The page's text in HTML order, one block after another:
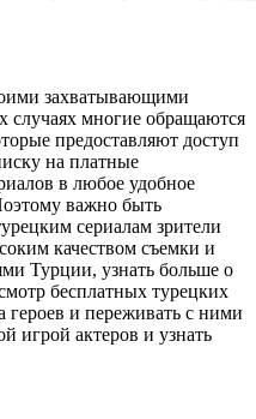
захватывающими
случаях многие обращаются
предоставляют доступ
на платные
в любое удобное
важно быть
сериалам зрители
качеством съемки и
Турции, узнать больше о
бесплатных турецких
героев и переживать с ними
игрой актеров и узнать